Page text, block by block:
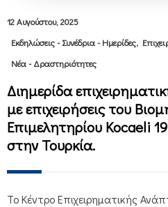
12 Αυγούστου, 2025
Εκδηλώσεις - Συνέδρια - Ημερίδες,
Νέα - Δραστηριότητες
Διημερίδα
με επιχειρήσεις του
Επιμελητηρίου Κocaeli
στην Τουρκία.
Το Κέντρο Επιχειρηματικής